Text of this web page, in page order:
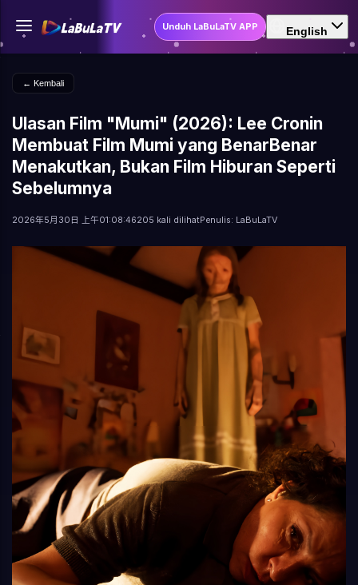
Unduh LaBuLaTV APP English
← Kembali
Ulasan Film "Mumi" (2026): Lee Cronin
Membuat Film Mumi yang BenarBenar
Menakutkan, Bukan Film Hiburan Seperti
Sebelumnya
2026年5月30日 上午01:08:46205 kali dilihatPenulis: LaBuLaTV